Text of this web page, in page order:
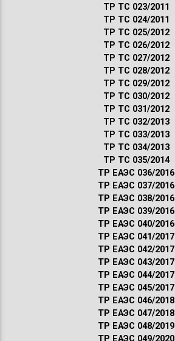
ТР ТС 023/2011
ТР ТС 024/2011
ТР ТС 025/2012
ТР ТС 026/2012
ТР ТС 027/2012
ТР ТС 028/2012
ТР ТС 029/2012
ТР ТС 030/2012
ТР ТС 031/2012
ТР ТС 032/2013
ТР ТС 033/2013
ТР ТС 034/2013
ТР ТС 035/2014
ТР ЕАЭС 036/2016
ТР ЕАЭС 037/2016
ТР ЕАЭС 038/2016
ТР ЕАЭС 039/2016
ТР ЕАЭС 040/2016
ТР ЕАЭС 041/2017
ТР ЕАЭС 042/2017
ТР ЕАЭС 043/2017
ТР ЕАЭС 044/2017
ТР ЕАЭС 045/2017
ТР ЕАЭС 046/2018
ТР ЕАЭС 047/2018
ТР ЕАЭС 048/2019
ТР ЕАЭС 049/2020